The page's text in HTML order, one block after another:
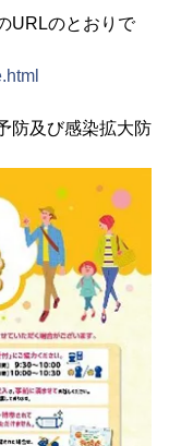
URLのとおりで
防及び感染拡大防